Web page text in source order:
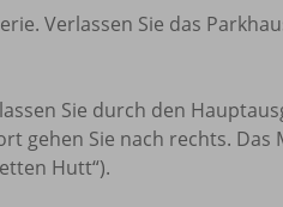
Verlassen Sie das
Sie durch den
gehen Sie nach rechts.
Hutt“).